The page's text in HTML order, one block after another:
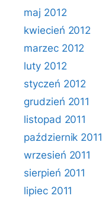
maj 2012
kwiecień 2012
marzec 2012
luty 2012
styczeń 2012
grudzień 2011
listopad 2011
październik 2011
wrzesień 2011
sierpień 2011
lipiec 2011